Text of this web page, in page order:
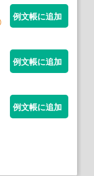
例文帳に追加
例文帳に追加
例文帳に追加